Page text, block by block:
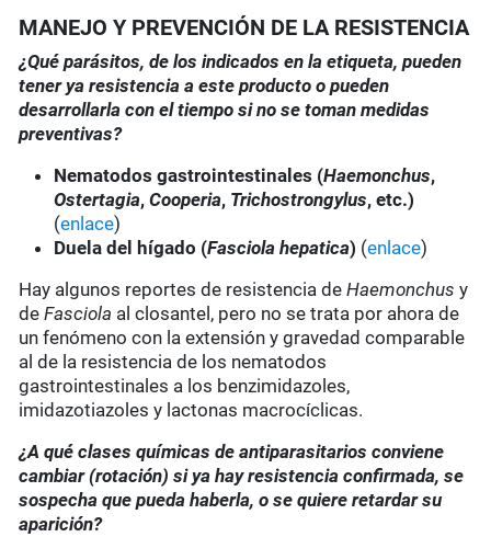
MANEJO Y PREVENCIÓN DE LA RESISTENCIA
¿Qué parásitos, de los indicados en la etiqueta, pueden
tener ya resistencia a este producto o pueden
desarrollarla con el tiempo si no se toman medidas
preventivas?
Nematodos gastrointestinales (Haemonchus,
Ostertagia,Cooperia, Trichostrongylus, etc.)
(enlace)
Duela del hígado (Fasciola hepatica) (enlace)
Hay algunos reportes de resistencia deHaemonchus y
de Fasciola al closantel, pero no se trata por ahora de
un fenómeno con la extensión y gravedad comparable
al de la resistencia de los nematodos
gastrointestinales a los benzimidazoles,
imidazotiazoles y lactonas macrocíclicas.
¿A qué clases químicas de antiparasitarios conviene
cambiar (rotación) si ya hay resistencia confirmada, se
sospecha que pueda haberla, o se quiere retardar su
aparición?